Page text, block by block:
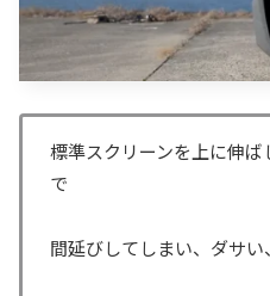
標準スクリーンを上に伸
で
間延びしてしまい、ダサ